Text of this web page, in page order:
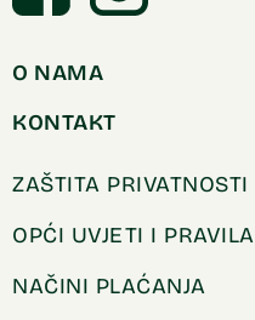
O NAMA
KONTAKT
ZAŠTITA PRIVATNOSTI
OPĆI UVJETI I PRAVILA
NAČINI PLAĆANJA